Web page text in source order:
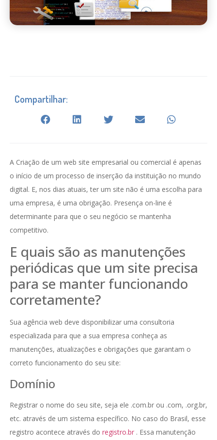
Compartilhar:
A Criação de um web site empresarial ou comercial é apenas
o início de um processo de inserção da instituição no mundo
digital. E, nos dias atuais, ter um site não é uma escolha para
uma empresa, é uma obrigação. Presença on-line é
determinante para que o seu negócio se mantenha
competitivo.
E quais são as manutenções
periódicas que um site precisa
para se manter funcionando
corretamente?
Sua agência web deve disponibilizar uma consultoria
especializada para que a sua empresa conheça as
manutenções, atualizações e obrigações que garantam o
correto funcionamento do seu site:
Domínio
Registrar o nome do seu site, seja ele .com.br ou .com, .org.br,
etc. através de um sistema específico. No caso do Brasil, esse
registro acontece através do registro.br . Essa manutenção